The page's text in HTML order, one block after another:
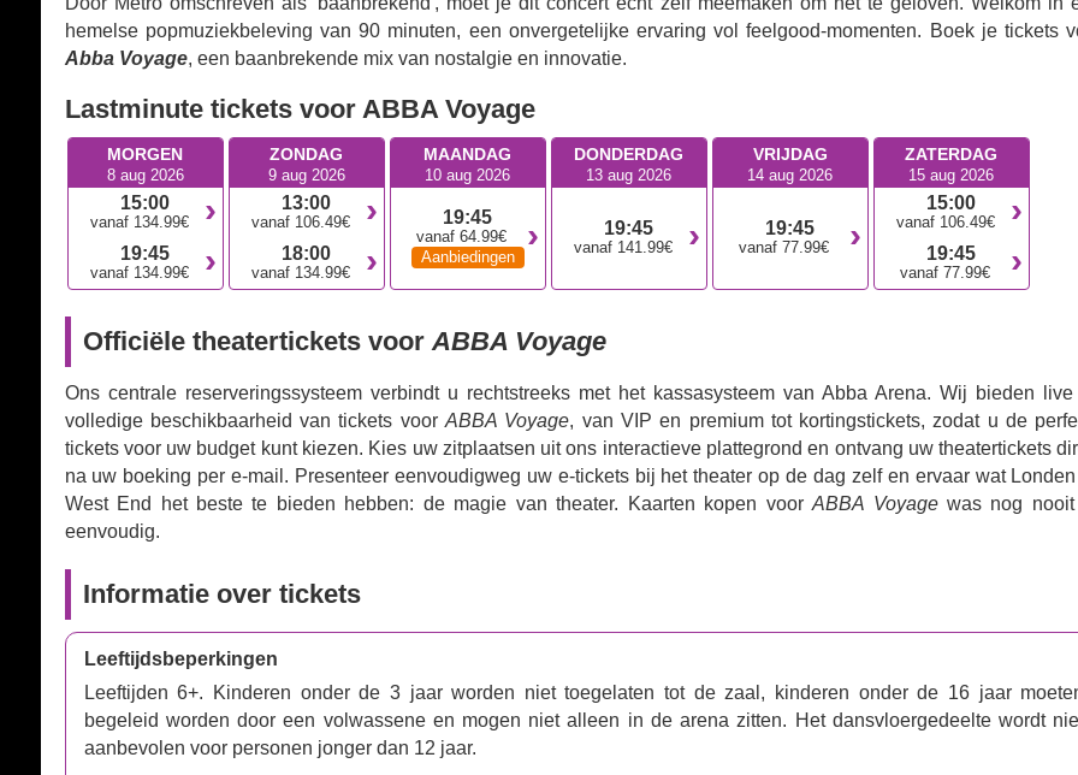
hemelse popmuziekbeleving van 90 minuten, een onvergetelijke ervaring vol feelgood-momenten. Boek je tickets
Abba Voyage, een baanbrekende mix van nostalgie en innovatie.
Lastminute tickets voor ABBA Voyage
MORGEN
8 aug 2026
15:00
vanaf 134.99€
19:45
vanaf 134.99€
ZONDAG
9 aug 2026
13:00
vanaf 106.49€
18:00
vanaf 134.99€
MAANDAG
10 aug 2026
19:45
vanaf 64.99€
Aanbiedingen
DONDERDAG
13 aug 2026
19:45
vanaf 141.99€
VRIJDAG
14 aug 2026
19:45
vanaf 77.99€
ZATERDAG
15 aug 2026
15:00
vanaf 106.49€
19:45
vanaf 77.99€
Officiële theatertickets voorABBA Voyage
Ons centrale reserveringssysteem verbindt u rechtstreeks met het kassasysteem van Abba Arena. Wij bieden live
volledige beschikbaarheid van tickets voorABBA Voyage, van VIP en premium tot kortingstickets, zodat u de
tickets voor uw budget kunt kiezen. Kies uw zitplaatsen uit ons interactieve plattegrond en ontvang uw theatertickets
na uw boeking per e-mail. Presenteer eenvoudigweg uw e-tickets bij het theater op de dag zelf en ervaar wat
West End het beste te bieden hebben: de magie van theater. Kaarten kopen voorABBA Voyagewas nog nooit
eenvoudig.
Informatie over tickets
Leeftijdsbeperkingen
Leeftijden 6+. Kinderen onder de 3 jaar worden niet toegelaten tot de zaal, kinderen onder de 16 jaar
begeleid worden door een volwassene en mogen niet alleen in de arena zitten. Het dansvloergedeelte wordt
aanbevolen voor personen jonger dan 12 jaar.